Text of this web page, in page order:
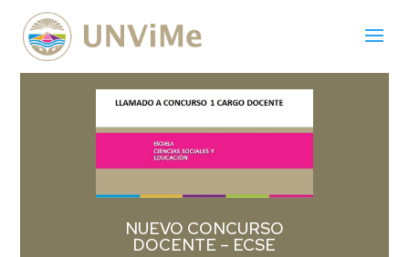
NUEVO CONCURSO
DOCENTE – ECSE